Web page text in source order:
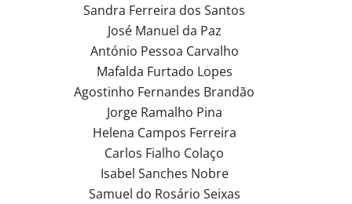
Sandra Ferreira dos Santos
José Manuel da Paz
António Pessoa Carvalho
Mafalda Furtado Lopes
Agostinho Fernandes Brandão
Jorge Ramalho Pina
Helena Campos Ferreira
Carlos Fialho Colaço
Isabel Sanches Nobre
Samuel do Rosário Seixas